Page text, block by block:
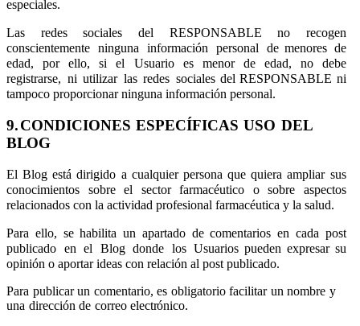
especiales.
Las redes sociales del RESPONSABLE no
recogen
conscientemente ninguna información personal de menores de
edad,
por ello, si el Usuario es menor de edad, no
debe
registrarse, ni utilizar las redes sociales del RESPONSABLE ni
tampoco proporcionar ninguna información personal.
9.CONDICIONES ESPECÍFICAS USO DEL
BLOG
El Blog está dirigido a cualquier persona que quiera ampliar sus
conocimientos sobre el sector farmacéutico o sobre aspectos
relacionados con la actividad profesional farmacéutica y la salud.
Para ello, se habilita un apartado de comentarios en cada post
publicado en el Blog donde los Usuarios pueden expresar su
opinión o aportar ideas con relación al post publicado.
Para publicar un comentario, es obligatorio facilitar un nombre y
una dirección de correo electrónico.